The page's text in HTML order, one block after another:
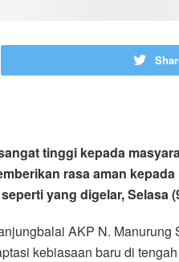
tinggi kepada
rasa aman
yang digelar, Selasa
AKP N.
kebiasaan baru di